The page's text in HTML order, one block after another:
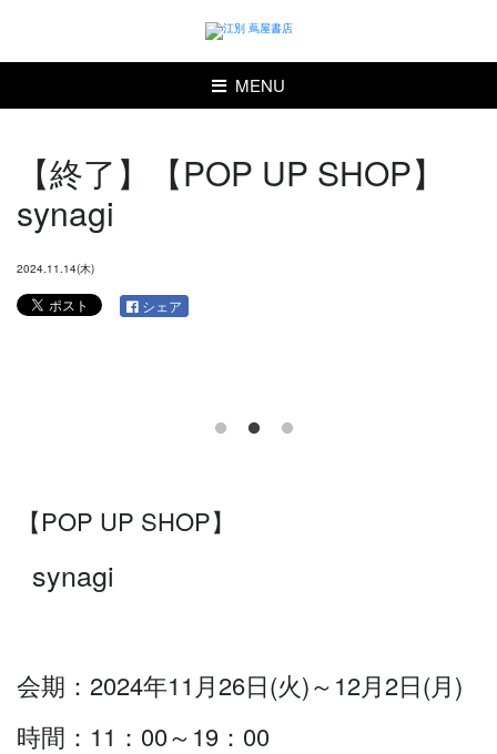
MENU
【終了】【POP UP SHOP】
synagi
2024.11.14(木)
シェア
【POP UP SHOP】
synagi
会期：2024年11月26日(火)～12月2日(月)
時間：11：00～19：00